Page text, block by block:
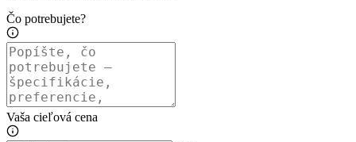
Čo potrebujete?
Vaša cieľová cena